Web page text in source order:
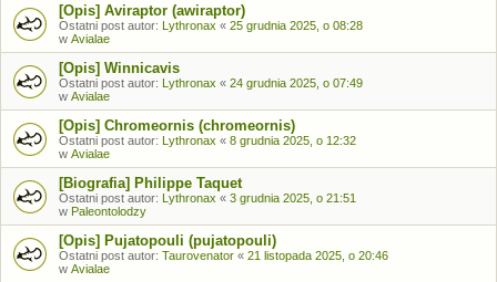
[Opis] Aviraptor (awiraptor)
Ostatni post autor: Lythronax « 25 grudnia 2025, o 08:28
w Avialae
[Opis] Winnicavis
Ostatni post autor: Lythronax « 24 grudnia 2025, o 07:49
w Avialae
[Opis] Chromeornis (chromeornis)
Ostatni post autor: Lythronax « 8 grudnia 2025, o 12:32
w Avialae
[Biografia] Philippe Taquet
Ostatni post autor: Lythronax « 3 grudnia 2025, o 21:51
w Paleontolodzy
[Opis] Pujatopouli (pujatopouli)
Ostatni post autor: Taurovenator « 21 listopada 2025, o 20:46
w Avialae